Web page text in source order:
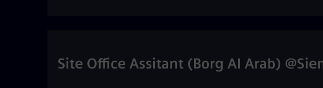
Site Office Assitant (Borg Al Arab)